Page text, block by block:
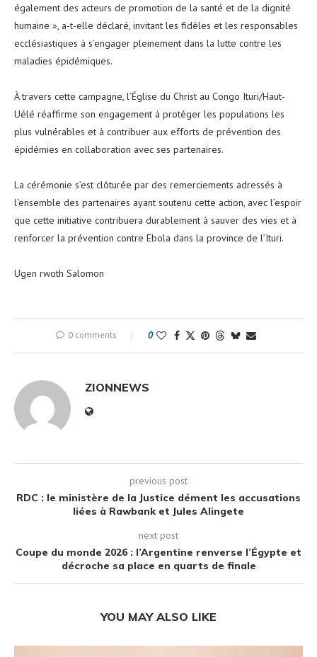
également des acteurs de promotion de la santé et de la dignité
humaine », a-t-elle déclaré, invitant les fidèles et les responsables
ecclésiastiques à s’engager pleinement dans la lutte contre les
maladies épidémiques.
‎À travers cette campagne, l’Église du Christ au Congo Ituri/Haut-
Uélé réaffirme son engagement à protéger les populations les
plus vulnérables et à contribuer aux efforts de prévention des
épidémies en collaboration avec ses partenaires.
‎La cérémonie s’est clôturée par des remerciements adressés à
l’ensemble des partenaires ayant soutenu cette action, avec l’espoir
que cette initiative contribuera durablement à sauver des vies et à
renforcer la prévention contre Ebola dans la province de l’Ituri.
‎Ugen rwoth Salomon
0 comments 0
ZIONNEWS
previous post
RDC : le ministère de la Justice dément les accusations
liées à Rawbank et Jules Alingete
next post
Coupe du monde 2026 : l’Argentine renverse l’Égypte et
décroche sa place en quarts de finale
YOU MAY ALSO LIKE